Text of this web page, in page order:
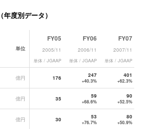
度別データ）
単位
FY05
2005/11
単体 / JGAAP
FY06
2006/11
単体 / JGAAP
FY07
2007/11
単体 / JGAAP
億円 176 247
+40.3%
401
+62.3%
億円 35 59
+68.6%
90
+52.5%
億円 30 53
+76.7%
80
+50.9%